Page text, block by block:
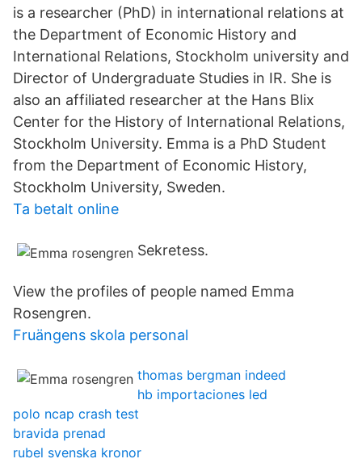
is a researcher (PhD) in international relations at
the Department of Economic History and
International Relations, Stockholm university and
Director of Undergraduate Studies in IR. She is
also an affiliated researcher at the Hans Blix
Center for the History of International Relations,
Stockholm University. Emma is a PhD Student
from the Department of Economic History,
Stockholm University, Sweden.
Ta betalt online
Sekretess.
View the profiles of people named Emma
Rosengren.
Fruängens skola personal
thomas bergman indeed
hb importaciones led
polo ncap crash test
bravida prenad
rubel svenska kronor